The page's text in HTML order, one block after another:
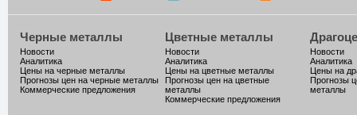
Черные металлы
Новости
Аналитика
Цены на черные металлы
Прогнозы цен на черные металлы
Коммерческие предложения
Цветные металлы
Новости
Аналитика
Цены на цветные металлы
Прогнозы цен на цветные
металлы
Коммерческие предложения
Новости
Аналитика
Цены на
Прогнозы
металлы